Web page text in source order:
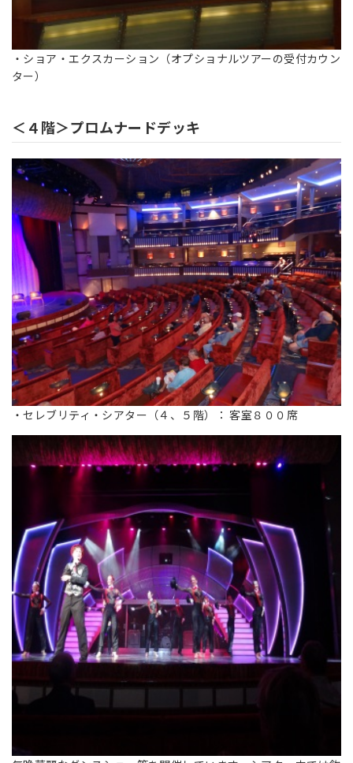
・ショア・エクスカーション（オプショナルツアーの受付カウン
ター）
＜４階＞プロムナードデッキ
・セレブリティ・シアター（４、５階）： 客室８００席